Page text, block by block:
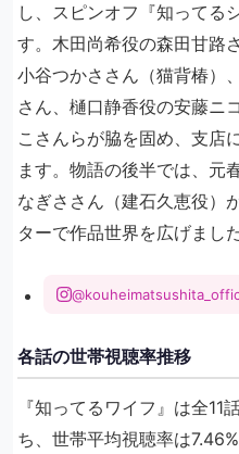
し、スピンオフ『知ってる
す。木田尚希役の森田甘路
小谷つかささん（猫背椿）
さん、樋口静香役の安藤ニ
こさんらが脇を固め、支店
ます。物語の後半では、元
なぎささん（建石久恵役）
ターで作品世界を広げました
各話の世帯視聴率推移
『知ってるワイフ』は全11
ち、世帯平均視聴率は